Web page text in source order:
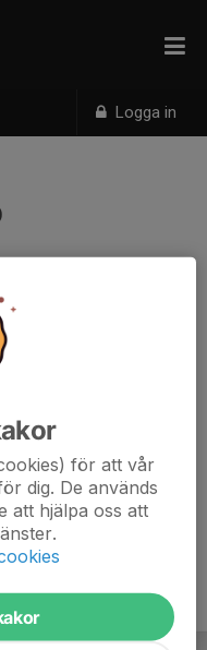
Logga in
för att vår
dig. De används
att hjälpa oss att